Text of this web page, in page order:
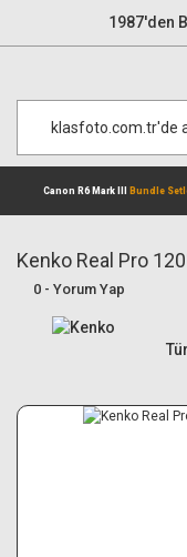
1987'den
Canon R6
Kenko Real Pro
0 - Yorum Yap